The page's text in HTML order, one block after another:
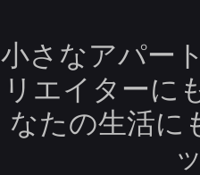
小さなアパー
リエイターに
なたの生活に